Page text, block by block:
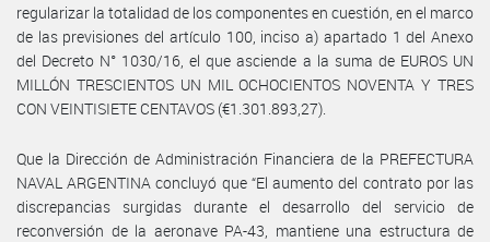
regularizar la totalidad de los componentes en cuestión, en el marco
de las previsiones del artículo 100, inciso a) apartado 1 del Anexo
del Decreto N° 1030/16, el que asciende a la suma de EUROS UN
MILLÓN TRESCIENTOS UN MIL OCHOCIENTOS NOVENTA Y TRES
CON VEINTISIETE CENTAVOS (€1.301.893,27).
Que la Dirección de Administración Financiera de la PREFECTURA
NAVAL ARGENTINA concluyó que “El aumento del contrato por las
discrepancias surgidas durante el desarrollo del servicio de
reconversión de la aeronave PA-43, mantiene una estructura de